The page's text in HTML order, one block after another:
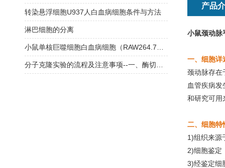
产品
小鼠颈动脉
一、细胞详
颈动脉存在
血管疾病
和研究可用
二、细胞特
1)组织来源
2)细胞鉴定
3)经鉴定细
转染悬浮细胞U937人白血病细胞条件与方法
淋巴细胞的分离